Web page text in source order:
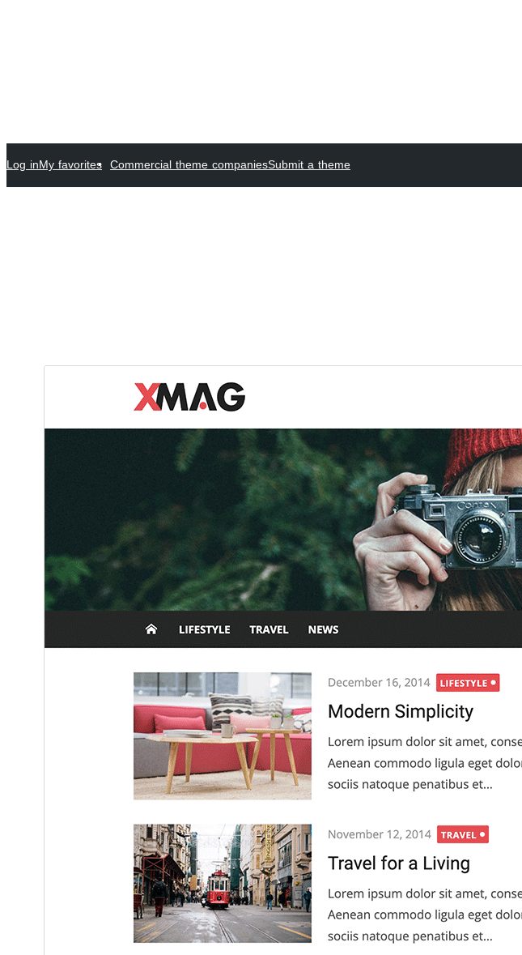
Submit a theme
Commercial theme companies
My favorites
Log in
Last updated
تەممووز 12, 2026
Active installations
WordPress version
PHP version
Theme homepage